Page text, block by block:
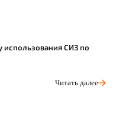
СИЗ по
Читать далее